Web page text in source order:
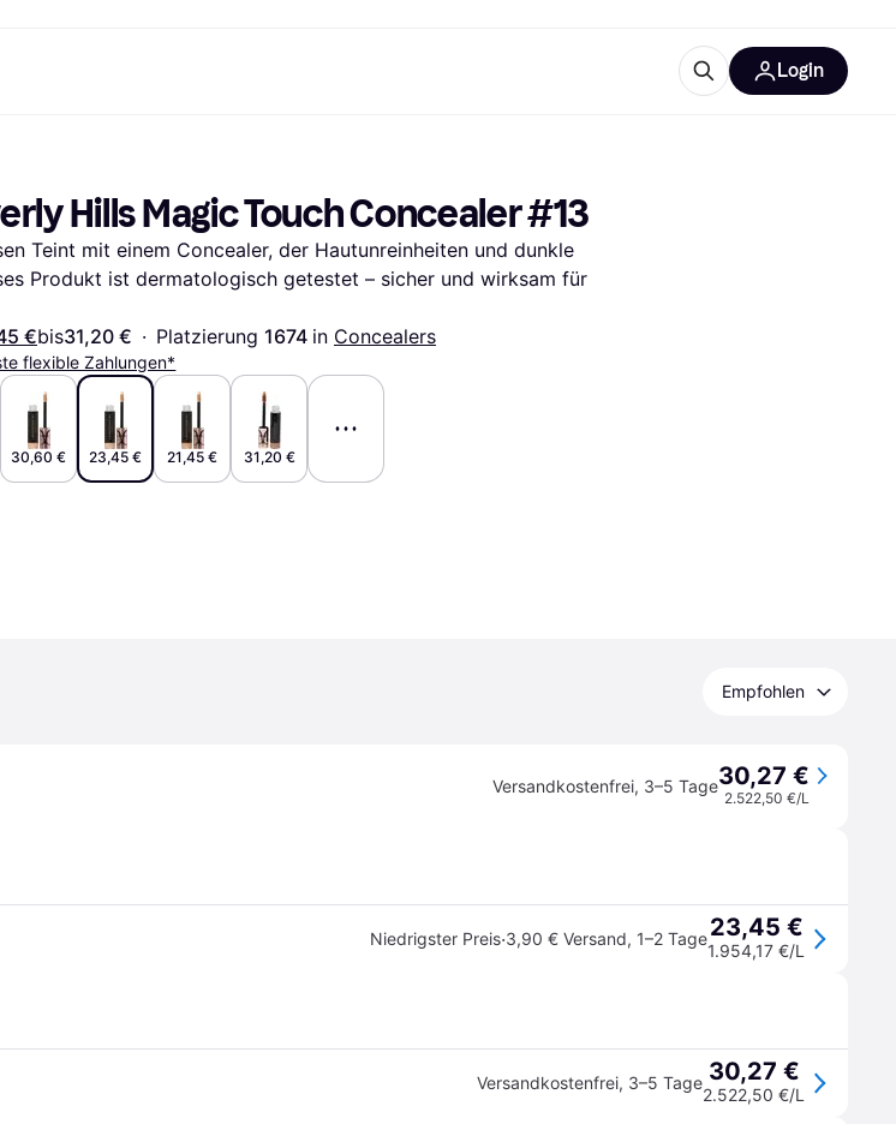
Klarna Card
Kreditkarte
Klarna Guthaben
Flexkonto
Festgeld
Festgeld+
Artikel
Preise
Mobilgeräte & Wearables
Kinder & Familie
Fahrzeuge & Zubehör
Garten & Außenbereich
Bücher, Filme & Musik
Alle Kategorien
Login
Hills Magic Touch Concealer #13
Teint mit einem Concealer, der Hautunreinheiten und dunkle
Produkt ist dermatologisch getestet – sicher und wirksam für
€bis31,20 € · Platzierung 1674 in Concealers
flexible Zahlungen*
30,60 € 23,45 € 21,45 € 31,20 €
Empfohlen
Versandkostenfrei, 3–5 Tage30,27 €
2.522,50 €/L
Niedrigster Preis·3,90 € Versand, 1–2 Tage23,45 €
1.954,17 €/L
Versandkostenfrei, 3–5 Tage 30,27 €
2.522,50 €/L